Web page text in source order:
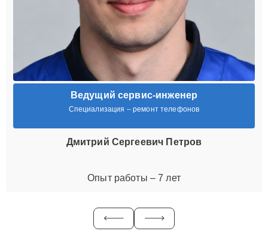
Ведущий сервис-инженер
Специализация – ремонт телефонов
Дмитрий Сергеевич Петров
Опыт работы – 7 лет